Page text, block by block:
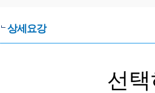
상세요강
선